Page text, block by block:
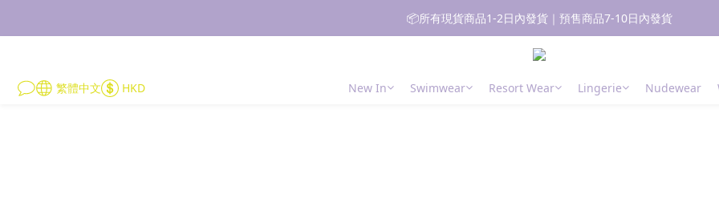
📦所有現貨商品1-2日內發貨｜預售商品7-10日內發貨
📦所有現貨商品1-2日內發貨｜預售商品7-10日內發貨
🚚 香港 消費滿$700免運費｜澳門台灣 消費滿$1000免運費
新朋友登記會員即獲$50購物金✨ 點擊了解更多詳情🔎
繁體中文 HKD New In Swimwear Resort Wear Lingerie Nudewear